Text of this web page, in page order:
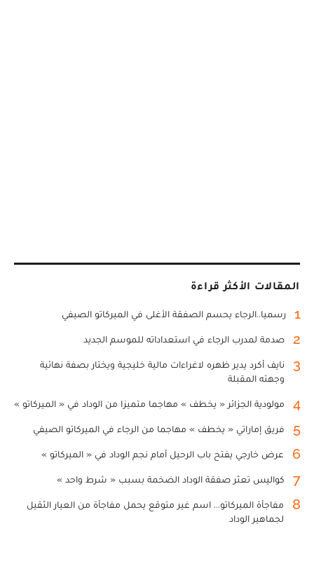
المقالات الأكثر قراءة
1 رسميا..الرجاء يحسم الصفقة الأغلى في الميركاتو الصيفي
2 صدمة لمدرب الرجاء في استعداداته للموسم الجديد
3
نايف أكرد يدير ظهره لاغراءات مالية خليجية ويختار بصفة نهائية
وجهته المقبلة
4 مولودية الجزائر « يخطف » مهاجما متميزا من الوداد في « الميركاتو »
5 فريق إماراتي « يخطف » مهاجما من الرجاء في الميركاتو الصيفي
6 عرض خارجي يفتح باب الرحيل أمام نجم الوداد في « الميركاتو »
7 كواليس تعثر صفقة الوداد الضخمة بسبب « شرط واحد »
8
مفاجأة الميركاتو... اسم غير متوقع يحمل مفاجأة من العيار الثقيل
لجماهير الوداد